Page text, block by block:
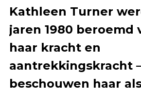
Kathleen Turner
jaren 1980 beroemd
haar kracht en
aantrekkingskracht
beschouwen haar